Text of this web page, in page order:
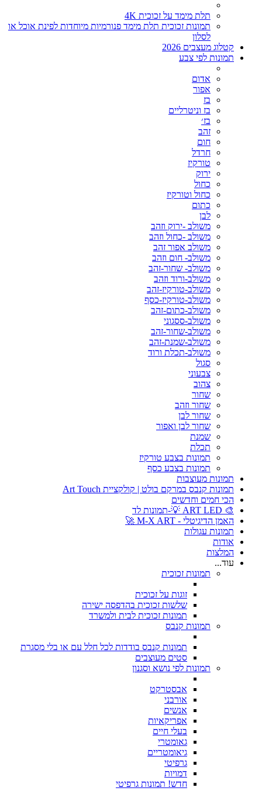
תלת מימד על זכוכית 4K
תמונות זכוכית תלת מימד פנורמיות מיוחדות לפינת אוכל או
לסלון
קטלוג מעצבים 2026
תמונות לפי צבע
אדום
אפור
בז
בז וניטרליים
בז׳
זהב
חום
חרדל
טורקיז
ירוק
כחול
כחול וטורקיז
כתום
לבן
משולב -ירוק וזהב
משולב -כחול וזהב
משולב אפור זהב
משולב- חום וזהב
משולב- שחור-זהב
משולב-ורוד וזהב
משולב-טורקיז-זהב
משולב-טורקיז-כסף
משולב-כתום-זהב
משולב-ססגוני
משולב-שחור-זהב
משולב-שמנת-זהב
משולב-תכלת ורוד
סגול
צבעוני
צהוב
שחור
שחור וזהב
שחור לבן
שחור לבן ואפור
שמנת
תכלת
תמונות בצבע טורקיז
תמונות בצבע כסף
תמונות מעוצבות
תמונות קנבס במרקם בולט | קולקציית Art Touch
הכי חמים וחדשים
🎨 ART LED 💡-תמונות לד
האמן הדיגיטלי - M-X ART 🚀
תמונות עגולות
אודות
המלצות
עוד...
תמונות זכוכית
זוגות על זכוכית
שלשות זכוכית בהדפסה ישירה
תמונות זכוכית לבית ולמשרד
תמונות קנבס
תמונות קנבס בודדות לכל חלל עם או בלי מסגרת
סטים מעוצבים
תמונות לפי נושא וסגנון
אבסטרקט
אורבני
אנשים
אפריקאיות
בעלי חיים
גאומטרי
גיאומטריים
גרפיטי
דמויות
חדש! תמונות גרפיטי